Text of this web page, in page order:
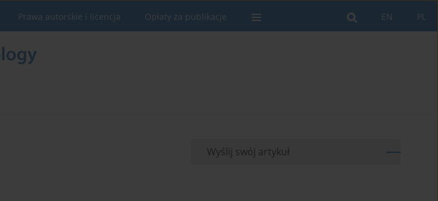
PL
EN
Prawa autorskie i licencja Opłaty za publikacje
Wyślij swój artykuł